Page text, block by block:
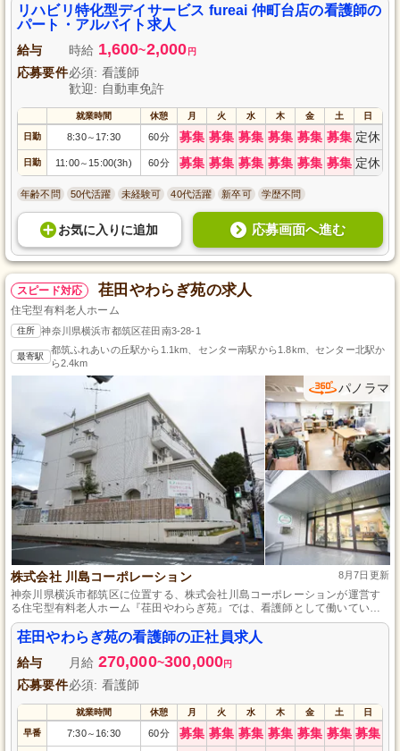
リハビリ特化型デイサービス fureai 仲町台店の看護師の
パート・アルバイト求人
給与 時給 1,600~2,000 円
応募要件必須: 看護師
歓迎: 自動車免許
就業時間 休憩 月 火 水 木 金 土 日
日勤 8:30～ 17:30 60分 募集 募集 募集 募集 募集 募集 定休
日勤 11:00～ 15:00(3h) 60分 募集 募集 募集 募集 募集 募集 定休
年齢不問 50代活躍 未経験可 40代活躍 新卒可 学歴不問
お気に入り に追加 応募画面へ進む
スピード対応 荏田やわらぎ苑の求人
住宅型有料老人ホーム
住所 神奈川県横浜市都筑区荏田南3-28-1
最寄駅
都筑ふれあいの丘駅から1.1km、センター南駅から1.8km、センター北駅か
ら2.4km
パノラマ
株式会社 川島コーポレーション 8月7日更新
神奈川県横浜市都筑区に位置する、株式会社川島コーポレーションが運営す
る住宅型有料老人ホーム『荏田やわらぎ苑』では、看護師として働いていた
だける仲間を募集しています。未経験者も歓迎！安定した正社員として、地
域社会に貢献しながら専門性を深めていける環境です。利用者さま一人ひと
りに寄り添ったケアを提供し、職員同士で協力し合いながら、心のケアにも
注力しています。あなたのご応募を心よりお待ちしております。
荏田やわらぎ苑の看護師の正社員求人
給与 月給 270,000~300,000円
応募要件必須: 看護師
就業時間 休憩 月 火 水 木 金 土 日
早番 7:30～ 16:30 60分 募集 募集 募集 募集 募集 募集 募集